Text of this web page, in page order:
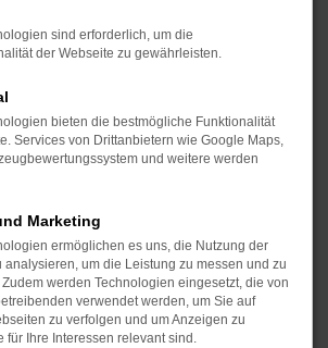
Sie eine breite
verschiedenen
- vom Kleinwagen bis
& Wohnmobil.
in geprüfter
Error
ein Fehler aufgetreten.
sind erforderlich, um die
der Webseite zu gewährleisten.
bieten die bestmögliche Funktionalität
Services von Drittanbietern wie Google Maps,
und weitere werden
Marketing
ermöglichen es uns, die Nutzung der
analysieren, um die Leistung zu messen und zu
werden Technologien eingesetzt, die von
verwendet werden, um Sie auf
zu verfolgen und um Anzeigen zu
für Ihre Interessen relevant sind.